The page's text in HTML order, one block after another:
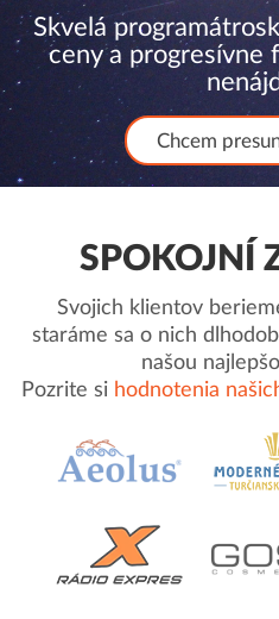
Skvelá
ceny a progresívne
Chcem
SPOKOJNÍ
Svojich klientov
staráme sa o nich
našou
Pozrite si hodnotenia